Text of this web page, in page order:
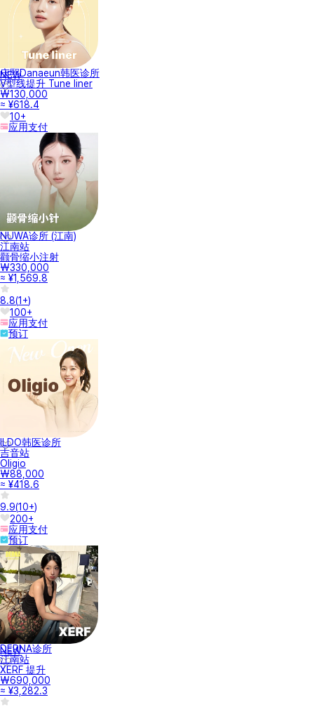
NEW
庆熙Danaeun韩医诊所
V型线提升 Tune liner
₩130,000
≈ ¥618.4
10+
应用支付
NUWA诊所 (江南)
江南站
颧骨缩小注射
₩330,000
≈ ¥1,569.8
8.8(1+)
100+
应用支付
预订
ILDO韩医诊所
吉音站
Oligio
₩88,000
≈ ¥418.6
9.9(10+)
200+
应用支付
预订
NEW
DERNA诊所
江南站
XERF 提升
₩690,000
≈ ¥3,282.3